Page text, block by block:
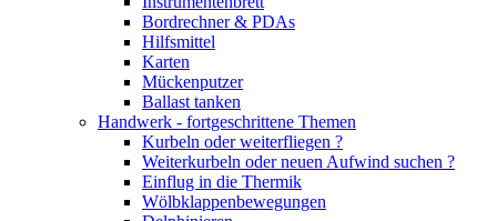
Bordrechner & PDAs
Hilfsmittel
Karten
Mückenputzer
Ballast tanken
Handwerk - fortgeschrittene Themen
Kurbeln oder weiterfliegen ?
Weiterkurbeln oder neuen Aufwind suchen ?
Einflug in die Thermik
Wölbklappenbewegungen